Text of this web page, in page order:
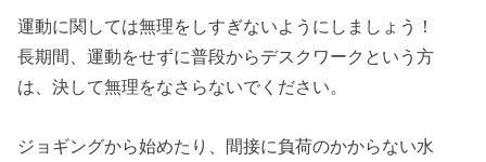
運動に関しては無理をしすぎないようにしましょう！
長期間、運動をせずに普段からデスクワークという方
は、決して無理をなさらないでください。
ジョギングから始めたり、間接に負荷のかからない水